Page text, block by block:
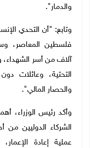
والدمار".
وتابع: "أن التحدي
فلسطين المعاصر،
آلاف من أسر الشهداء،
التحتية، وعائلات
والحصار المالي".
وأكد رئيس الوزراء،
الشركاء الدوليين من
عملية إعادة